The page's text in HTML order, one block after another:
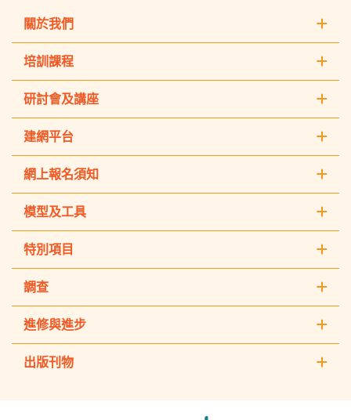
關於我們
培訓課程
研討會及講座
建網平台
網上報名須知
模型及工具
特別項目
調查
進修與進步
出版刊物